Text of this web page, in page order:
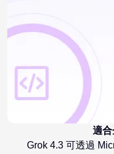
適
Grok 4.3 可透過